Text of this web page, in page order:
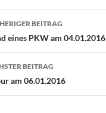
BEITRAG
eines PKW am 04.01.2016
BEITRAG
am 06.01.2016